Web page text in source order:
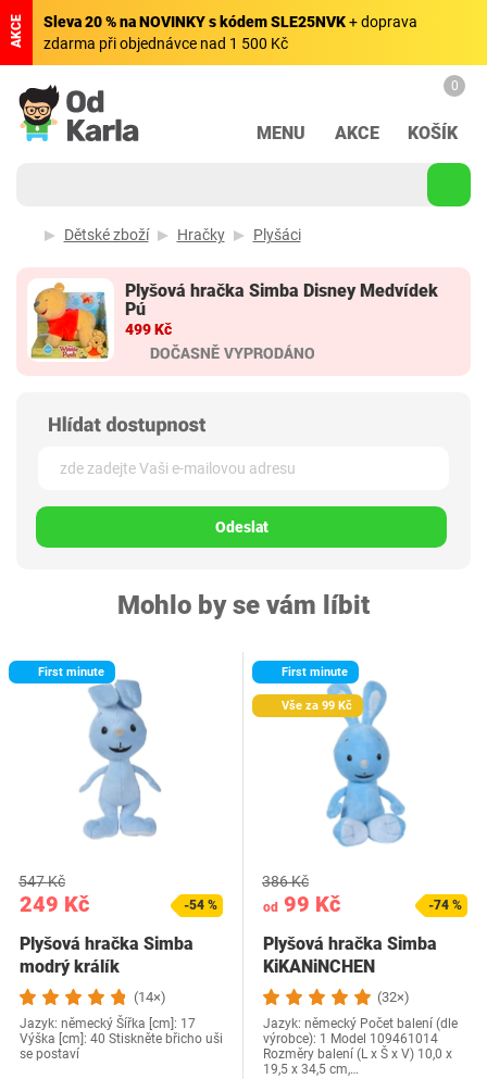
AKCE Sleva 20 % na NOVINKY s kódem SLE25NVK+ doprava
zdarma při objednávce nad 1 500 Kč
MENU AKCE
0
KOŠÍK
Dětské zboží Hračky Plyšáci
Plyšová hračka Simba Disney Medvídek
Pú
499 Kč
Odeslat
Mohlo by se vám líbit
First minute
249 Kč
547 Kč
-54 %
Plyšová hračka Simba
modrý králík
(14×)
Jazyk: německý Šířka [cm]: 17
Výška [cm]: 40 Stiskněte břicho uši
se postaví
First minute
Vše za 99 Kč
od 99 Kč
386 Kč
-74 %
Plyšová hračka Simba
KiKANiNCHEN
(32×)
Jazyk: německý Počet balení (dle
výrobce): 1 Model 109461014
Rozměry balení (L x Š x V) 10,0 x
19,5 x 34,5 cm,…